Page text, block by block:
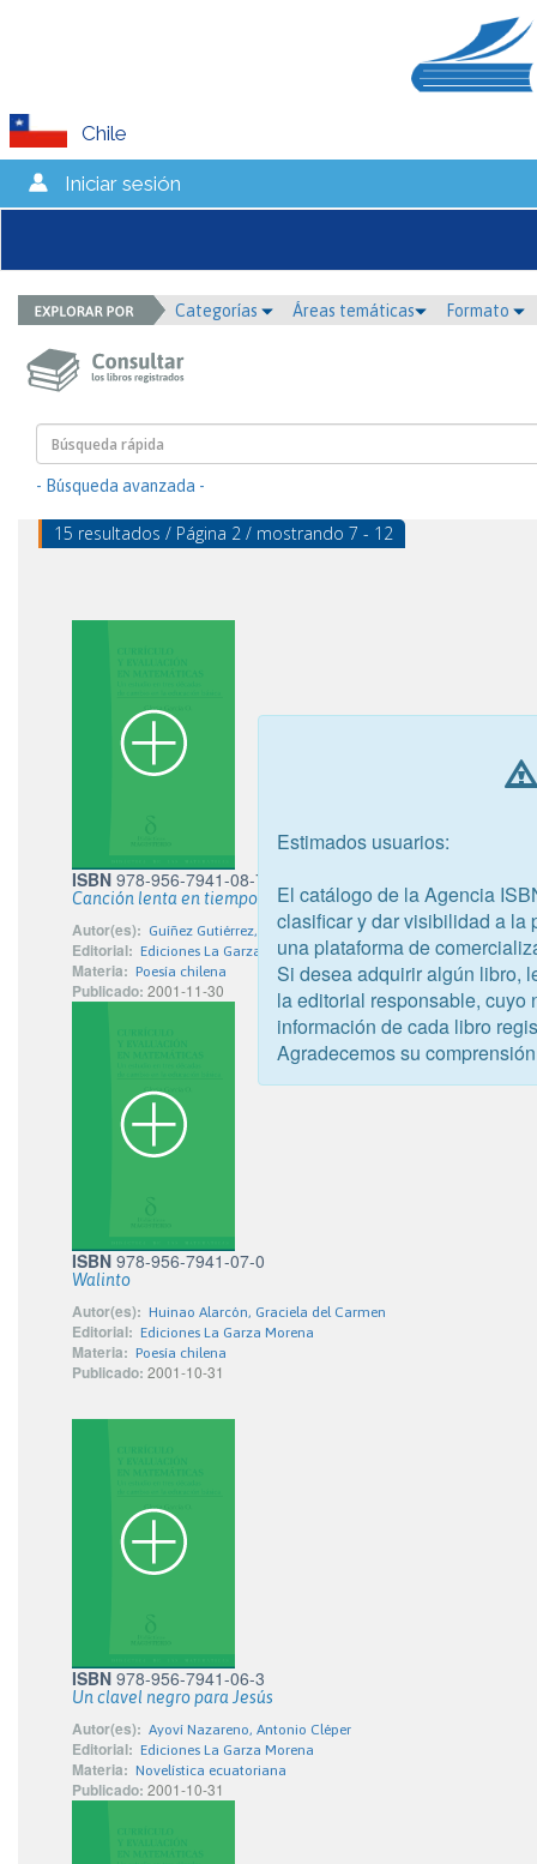
Chile
Iniciar sesión
Categorías Áreas temáticas Formato
- Búsqueda avanzada -
15 resultados / Página 2 / mostrando 7 - 12
ISBN 978-956-7941-08-7
Canción lenta en tiempos de balada
Autor(es): Guíñez Gutiérrez, Pablo Marcial
Editorial: Ediciones La Garza Morena
Materia: Poesía chilena
Publicado: 2001-11-30
ISBN 978-956-7941-07-0
Walinto
Autor(es): Huinao Alarcón, Graciela del Carmen
Editorial: Ediciones La Garza Morena
Materia: Poesía chilena
Publicado: 2001-10-31
ISBN 978-956-7941-06-3
Un clavel negro para Jesús
Autor(es): Ayoví Nazareno, Antonio Cléper
Editorial: Ediciones La Garza Morena
Materia: Novelística ecuatoriana
Publicado: 2001-10-31
Estimados usuarios:
El catálogo de la Agencia
clasificar y dar visibilidad a la
una plataforma de
Si desea adquirir algún libro,
la editorial responsable, cuyo
información de cada libro
Agradecemos su